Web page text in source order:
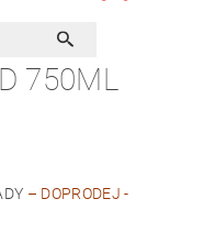
750ML
– DOPRODEJ -